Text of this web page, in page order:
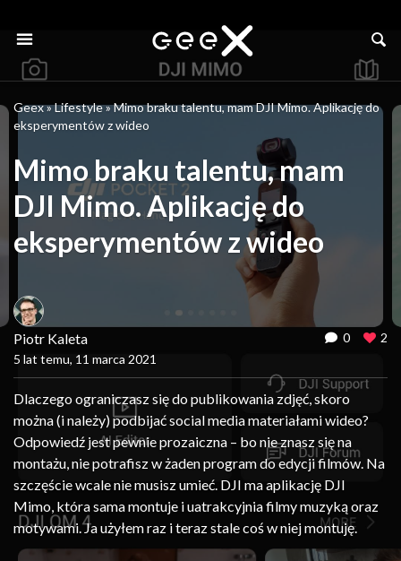
Geex»Lifestyle»Mimo braku talentu, mam DJI Mimo. Aplikację do
eksperymentów z wideo
Mimo braku talentu, mam
DJI Mimo. Aplikację do
eksperymentów z wideo
Piotr Kaleta
5 lat temu, 11 marca 2021
0 2
Dlaczego ograniczasz się do publikowania zdjęć, skoro
można (i należy) podbijać social media materiałami wideo?
Odpowiedź jest pewnie prozaiczna – bo nie znasz się na
montażu, nie potrafisz w żaden program do edycji filmów. Na
szczęście wcale nie musisz umieć. DJI ma aplikację DJI
Mimo, która sama montuje i uatrakcyjnia filmy muzyką oraz
motywami. Ja użyłem raz i teraz stale coś w niej montuję.